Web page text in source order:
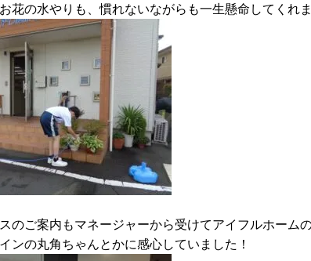
花の水やりも、慣れないながらも一生懸命してくれ
のご案内もマネージャーから受けてアイフルホーム
ンの丸角ちゃんとかに感心していました！